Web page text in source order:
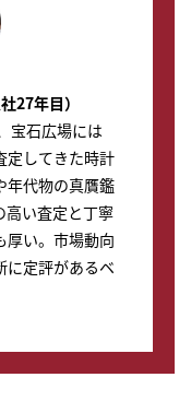
27年目）
宝石広場には
定してきた時計
年代物の真贋鑑
高い査定と丁寧
厚い。市場動向
に定評があるベ